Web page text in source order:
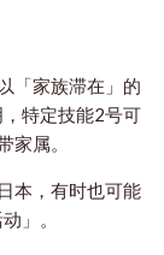
「家族滞在」的
特定技能2号可
家属。
本，有时也可能
」。